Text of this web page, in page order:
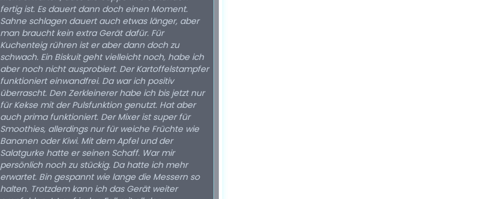
fertig ist. Es dauert dann doch einen Moment.
Sahne schlagen dauert auch etwas länger, aber
man braucht kein extra Gerät dafür. Für
Kuchenteig rühren ist er aber dann doch zu
schwach. Ein Biskuit geht vielleicht noch, habe ich
aber noch nicht ausprobiert. Der Kartoffelstampfer
funktioniert einwandfrei. Da war ich positiv
überrascht. Den Zerkleinerer habe ich bis jetzt nur
für Kekse mit der Pulsfunktion genutzt. Hat aber
auch prima funktioniert. Der Mixer ist super für
Smoothies, allerdings nur für weiche Früchte wie
Bananen oder Kiwi. Mit dem Apfel und der
Salatgurke hatte er seinen Schaff. War mir
persönlich noch zu stückig. Da hatte ich mehr
erwartet. Bin gespannt wie lange die Messern so
halten. Trotzdem kann ich das Gerät weiter